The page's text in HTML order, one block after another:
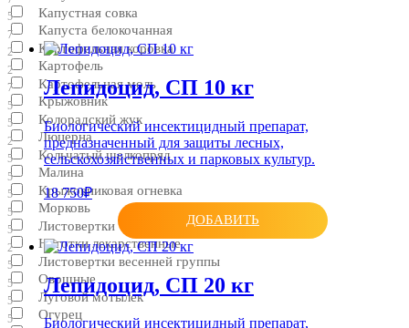
5
Капуста белокочанная
2
Картофель
7
Крыжовник
5
Люцерна
5
Малина
5
Морковь
5
Ноготки лекарственные
5
Овощные
5
Огурец
Капустная совка
7
Картофельная коровка
2
Картофельная моль
5
Колорадский жук
2
Кольчатый шелкопряд
5
Крыжовниковая огневка
5
Листовертки
2
Листовертки весенней группы
5
Луговой мотылек
5
Лепидоцид, CП 10 кг
Биологический инсектицидный препарат,
предназначенный для защиты лесных,
сельскохозяйственных и парковых культур.
18 750₽
ДОБАВИТЬ
Лепидоцид, CП 20 кг
Биологический инсектицидный препарат,